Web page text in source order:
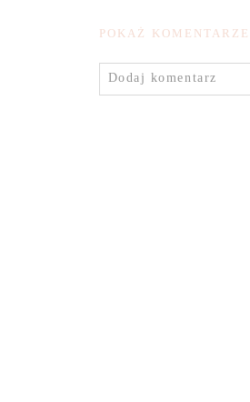
POKAŻ KOMENTARZE
Dodaj komentarz